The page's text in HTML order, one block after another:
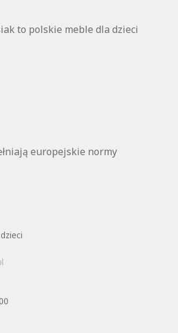
to polskie meble dla dzieci
europejskie normy